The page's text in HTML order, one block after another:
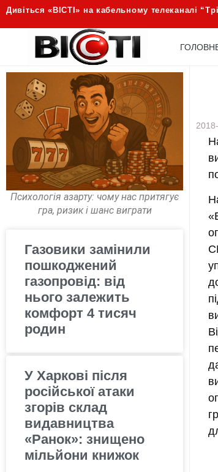
Дивіться «ВІСТІ» на кабельному телеканалі
Психологія азарту: чому нас притягує
гра, ризик і шанс виграти
Газовики замінили
пошкоджений
газопровід: від
нього залежить
комфорт 4 тисяч
родин
У Харкові після
російської атаки
згорів склад
видавництва
«Ранок»: знищено
мільйони книжок